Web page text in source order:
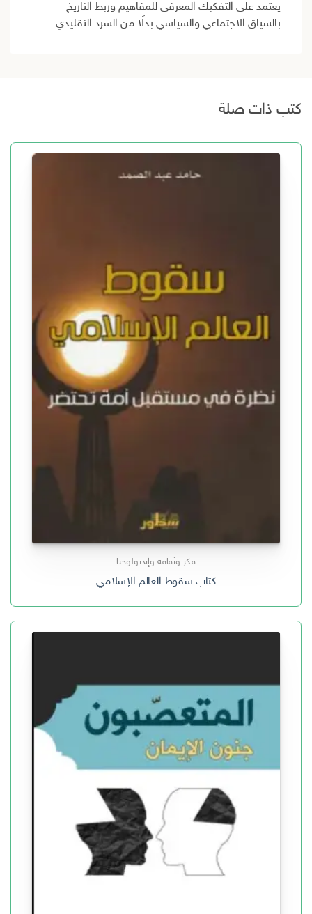
يعتمد على التفكيك المعرفي للمفاهيم وربط التاريخ
بالسياق الاجتماعي والسياسي بدلًا من السرد التقليدي.
كتب ذات صلة
فكر وثقافة وإيديولوجيا
كتاب ‫سقوط العالم الإسلامي